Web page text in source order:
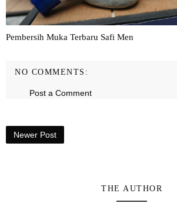
Pembersih Muka Terbaru Safi Men
NO COMMENTS:
Post a Comment
Newer Post
THE AUTHOR